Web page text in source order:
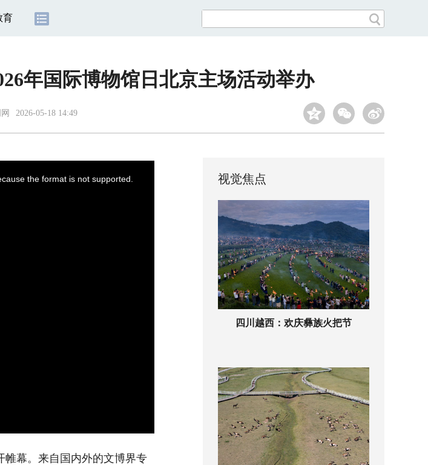
育
年国际博物馆日北京主场活动举办
2026-05-18 14:49
the format is not supported.
幕。来自国内外的文博界专
视觉焦点
四川越西：欢庆彝族火把节